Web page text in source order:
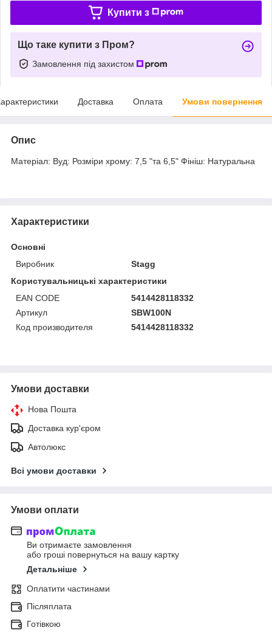
Купити з
Що таке купити з Пром?
Замовлення під захистом
Доставка Оплата Умови повернення
Опис
Матеріал: Вуд: Розміри хрому: 7,5 "та 6,5" Фініш: Натуральна
Характеристики
Основні
Виробник
Stagg
Користувальницькі характеристики
EAN CODE
5414428118332
Артикул
SBW100N
Код производителя
5414428118332
Умови доставки
Нова Пошта
Доставка кур'єром
Автолюкс
Всі умови доставки
Умови оплати
Ви отримаєте замовлення
або гроші повернуться на вашу картку
Детальніше
Оплатити частинами
Післяплата
Готівкою